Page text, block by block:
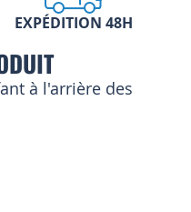
EXPÉDITION 48H
à l'arrière des